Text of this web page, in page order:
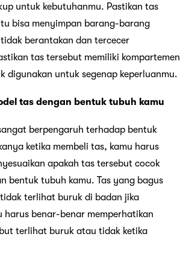
untuk kebutuhanmu. Pastikan tas
bisa menyimpan barang-barang
berantakan dan tercecer
tas tersebut memiliki kompartemen
digunakan untuk segenap keperluanmu.
tas dengan bentuk tubuh kamu
berpengaruh terhadap bentuk
ketika membeli tas, kamu harus
apakah tas tersebut cocok
bentuk tubuh kamu. Tas yang bagus
terlihat buruk di badan jika
harus benar-benar memperhatikan
terlihat buruk atau tidak ketika